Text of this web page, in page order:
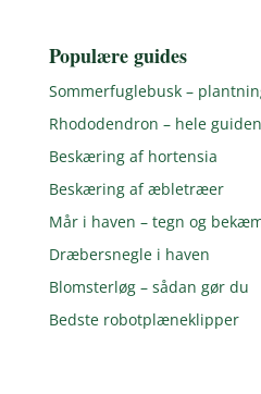
Populære guides
Sommerfuglebusk –
Rhododendron – hele guiden
Beskæring af hortensia
Beskæring af æbletræer
Mår i haven – tegn og
Dræbersnegle i haven
Blomsterløg – sådan gør du
Bedste robotplæneklipper